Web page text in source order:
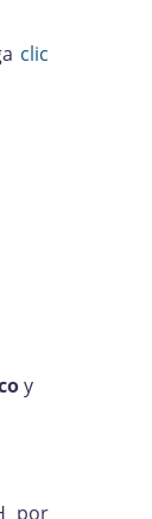
clic
y
por